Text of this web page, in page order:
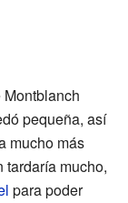
pequeña, así
mucho más
tardaría mucho,
para poder